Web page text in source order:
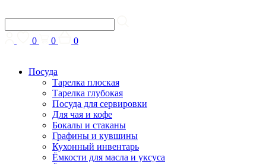
0 0 0
Посуда
Тарелка плоская
Тарелка глубокая
Посуда для сервировки
Для чая и кофе
Бокалы и стаканы
Графины и кувшины
Кухонный инвентарь
Ёмкости для масла и уксуса